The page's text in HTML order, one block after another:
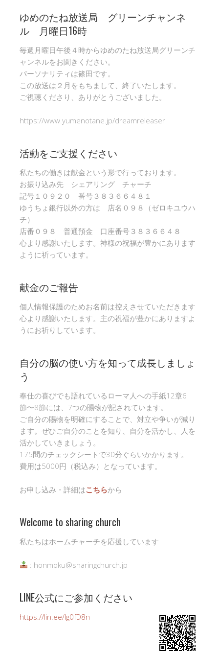
ゆめのたね放送局 グリーンチャンネ
ル 月曜日16時
毎週月曜日午後４時からゆめのたね放送局グリーンチ
ャンネルをお聞きください。
パーソナリティは篠田です。
この放送は２月をもちまして、終了いたします。
ご視聴くださり、ありがとうございました。
https://www.yumenotane.jp/dreamreleaser
活動をご支援ください
私たちの働きは献金という形で行っております。
お振り込み先 シェアリング チャーチ
記号１０９２０ 番号３８３６６４８１
ゆうちょ銀行以外の方は 店名０９８（ゼロキユウハ
チ）
店番０９８ 普通預金 口座番号３８３６６４８
心より感謝いたします。神様の祝福が豊かにあります
ように祈っています。
献金のご報告
個人情報保護のためお名前は控えさせていただきます
心より感謝いたします。主の祝福が豊かにありますよ
うにお祈りしています。
自分の脳の使い方を知って成長しましょ
う
奉仕の喜びでも語れているローマ人への手紙12章6
節〜8節には、7つの賜物が記されています。
ご自分の賜物を明確にすることで、対立や争いが減り
ます。ぜひご自分のことを知り、自分を活かし、人を
活かしていきましょう。
175問のチェックシートで30分ぐらいかかります。
費用は5000円（税込み）となっています。
お申し込み・詳細はこちらから
Welcome to sharing church
私たちはホームチャーチを応援しています
: honmoku@sharingchurch.jp
LINE公式にご参加ください
https://lin.ee/Ig0fD8n